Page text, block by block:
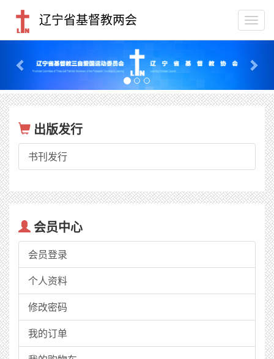
辽宁省基督教两会
出版发行
书刊发行
会员中心
会员登录
个人资料
修改密码
我的订单